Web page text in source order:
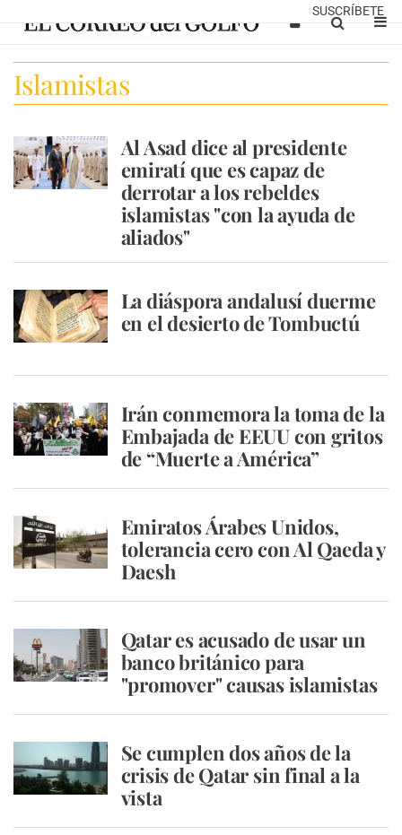
SUSCRÍBETE
Islamistas
Al Asad dice al presidente
emiratí que es capaz de
derrotar a los rebeldes
islamistas "con la ayuda de
aliados"
La diáspora andalusí duerme
en el desierto de Tombuctú
Irán conmemora la toma de la
Embajada de EEUU con gritos
de “Muerte a América”
Emiratos Árabes Unidos,
tolerancia cero con Al Qaeda y
Daesh
Qatar es acusado de usar un
banco británico para
"promover" causas islamistas
Se cumplen dos años de la
crisis de Qatar sin final a la
vista